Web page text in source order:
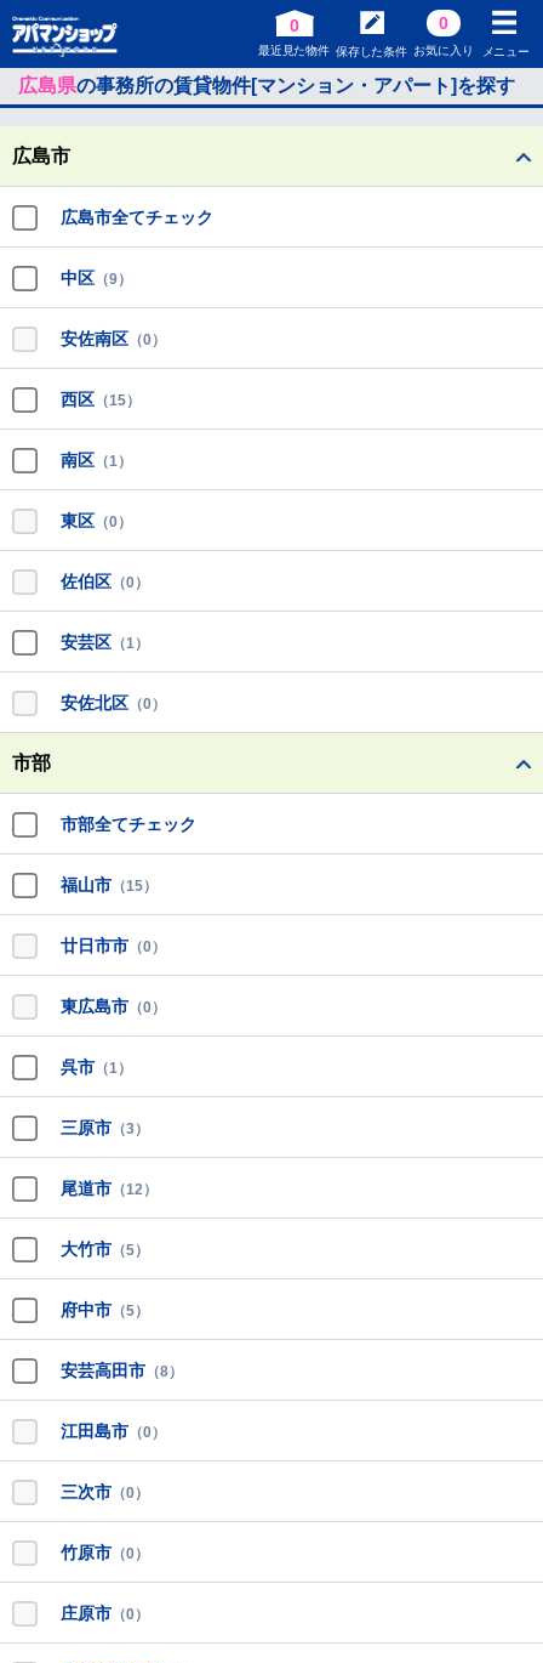
0
最近見た物件 保存した条件
0
お気に入り メニュー
広島県の事務所の賃貸物件[マンション・アパート]を探す
広島市
広島市全てチェック
中区 （9）
安佐南区 （0）
西区 （15）
南区 （1）
東区 （0）
佐伯区 （0）
安芸区 （1）
安佐北区 （0）
市部
市部全てチェック
福山市 （15）
廿日市市 （0）
東広島市 （0）
呉市 （1）
三原市 （3）
尾道市 （12）
大竹市 （5）
府中市 （5）
安芸高田市 （8）
江田島市 （0）
三次市 （0）
竹原市 （0）
庄原市 （0）